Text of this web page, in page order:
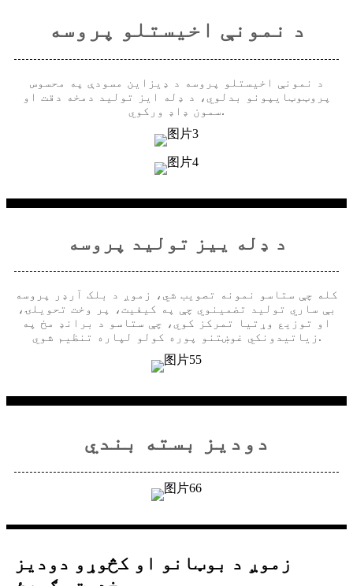
د نمونې اخیستلو پروسه
د نمونې اخیستلو پروسه د ډیزاین مسودې په محسوس
پروټوټایپونو بدلوي، د ډله ایز تولید دمخه دقت او
سمون ډاډ ورکوي.
د ډله ییز تولید پروسه
کله چې ستاسو نمونه تصویب شي، زموږ د بلک آرډر پروسه
بې ساري تولید تضمینوي چې په کیفیت، پر وخت تحویلۍ،
او توزیع وړتیا تمرکز کوي، چې ستاسو د برانډ مخ په
زیاتیدونکي غوښتنو پوره کولو لپاره تنظیم شوي.
دودیز بسته بندي
زموږ د بوټانو او کڅوړو دودیز